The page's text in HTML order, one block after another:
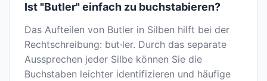
Ist "Butler" einfach zu buchstabieren?
Das Aufteilen von Butler in Silben hilft bei der
Rechtschreibung: but·ler. Durch das separate
Aussprechen jeder Silbe können Sie die
Buchstaben leichter identifizieren und häufige